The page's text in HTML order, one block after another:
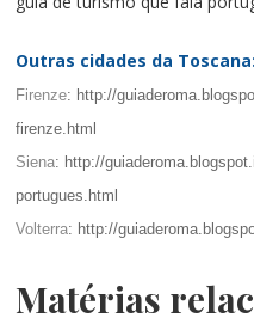
Outras cidades da Toscana:
Firenze: http://
firenze.html
Siena: http://
portugues.html
Volterra: http://
Matérias